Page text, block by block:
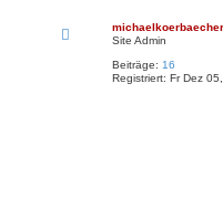
michaelkoerbaecher
Site Admin
Beiträge: 16
Registriert: Fr Dez